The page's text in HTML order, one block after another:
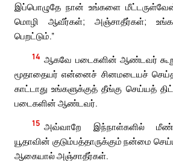
இப்பொழுதே நான் உங்களை
மொழி ஆவீர்கள்; அஞ்சாதீர்கள்;
பெறட்டும்.”
14 ஆகவே படைகளின் ஆண்டவர்
மூதாதையர் என்னைச் சினமடையச்
காட்டாது உங்களுக்குத் தீங்கு செய்யத்
படைகளின் ஆண்டவர்.
15 அவ்வாறே இந்நாள்களில்
யூதாவின் குடும்பத்தாருக்கும் நன்மை
ஆகையால் அஞ்சாதீர்கள்.